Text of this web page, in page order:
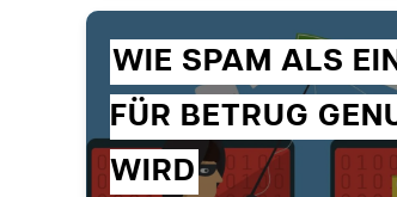
WIE SPAM ALS
FÜR BETRUG
WIRD